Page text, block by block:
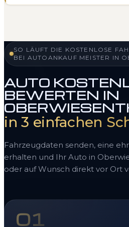
SO LÄUFT DIE KOSTENLOSE
BEI AUTOANKAUF MEISTER IN
AUTO
BEWERTEN IN
in 3 einfachen
Fahrzeugdaten senden, eine
erhalten und Ihr Auto in
oder auf Wunsch direkt vor Ort
01